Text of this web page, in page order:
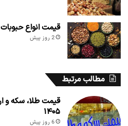
قیمت انواع حبوبات ۱۲ مرداد ۱۴۰۵
2 روز پیش
مطالب مرتبط
۱۴۰۵
6 روز پیش